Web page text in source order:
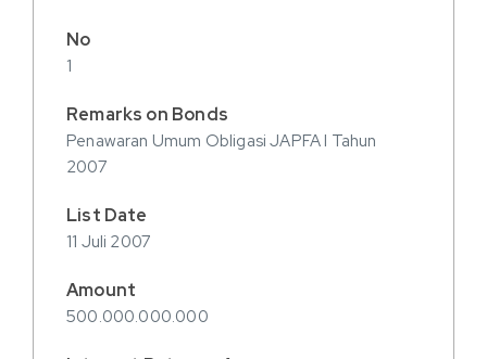
1
Penawaran Umum Obligasi JAPFA I Tahun
2007
11 Juli 2007
500.000.000.000